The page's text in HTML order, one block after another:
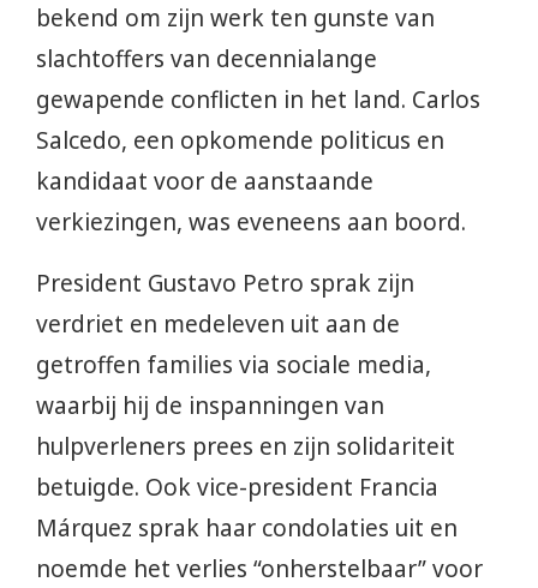
bekend om zijn werk ten gunste van
slachtoffers van decennialange
gewapende conflicten in het land. Carlos
Salcedo, een opkomende politicus en
kandidaat voor de aanstaande
verkiezingen, was eveneens aan boord.
President Gustavo Petro sprak zijn
verdriet en medeleven uit aan de
getroffen families via sociale media,
waarbij hij de inspanningen van
hulpverleners prees en zijn solidariteit
betuigde. Ook vice-president Francia
Márquez sprak haar condolaties uit en
noemde het verlies “onherstelbaar” voor